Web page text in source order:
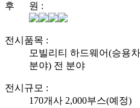
후 원 :
전시품목 :
모빌리티 하드웨어(승용
분야) 전 분야
전시규모 :
170개사 2,000부스(예정)